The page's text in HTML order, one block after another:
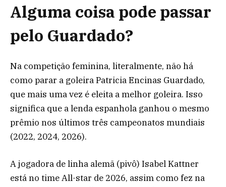
Alguma coisa pode passar
pelo Guardado?
Na competição feminina, literalmente, não há
como parar a goleira Patricia Encinas Guardado,
que mais uma vez é eleita a melhor goleira. Isso
significa que a lenda espanhola ganhou o mesmo
prêmio nos últimos três campeonatos mundiais
(2022, 2024, 2026).
A jogadora de linha alemã (pivô) Isabel Kattner
está no time All-star de 2026, assim como fez na